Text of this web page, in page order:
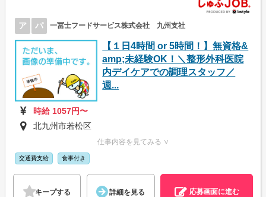
ア パ 一冨士フードサービス株式会社 九州支社
【１日4時間 or 5時間！】無資格&
amp;未経験OK！＼整形外科医院
内デイケアでの調理スタッフ／
週...
時給 1057円〜
北九州市若松区
仕事内容を見てみる ∨
交通費支給 食事付き
キープする 詳細を見る 応募画面に進む